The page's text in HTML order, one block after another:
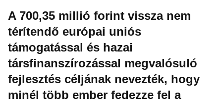
A 700,35 millió forint vissza nem
térítendő európai uniós
támogatással és hazai
társfinanszírozással megvalósuló
fejlesztés céljának nevezték, hogy
minél több ember fedezze fel a